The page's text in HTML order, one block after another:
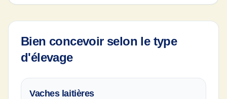
Bien concevoir selon le type
d'élevage
Vaches laitières